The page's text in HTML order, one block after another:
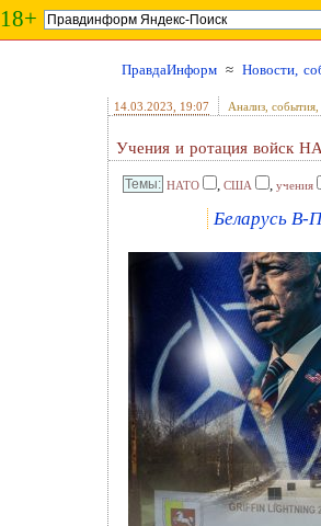
18+
ПравдаИнформ ≈ Новости,
14.03.2023 , 19:07 Анализ,
Учения и ротация войск
НАТО , США , учения
Беларусь В-